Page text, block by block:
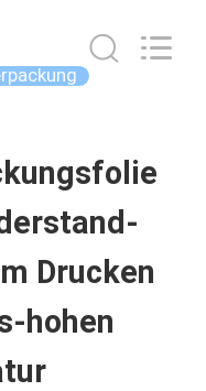
Drucken
hohen